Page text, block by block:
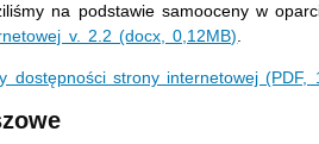
na podstawie samooceny w
v. 2.2 (docx, 0,12MB).
dostępności strony internetowej (PDF,